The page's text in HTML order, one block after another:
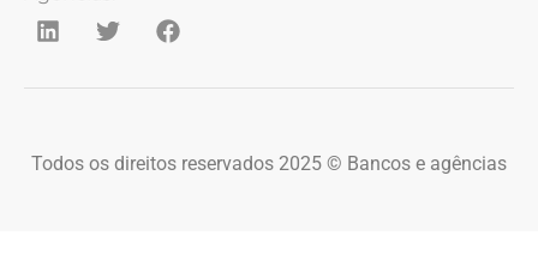
Todos os direitos reservados 2025 © Bancos e agências